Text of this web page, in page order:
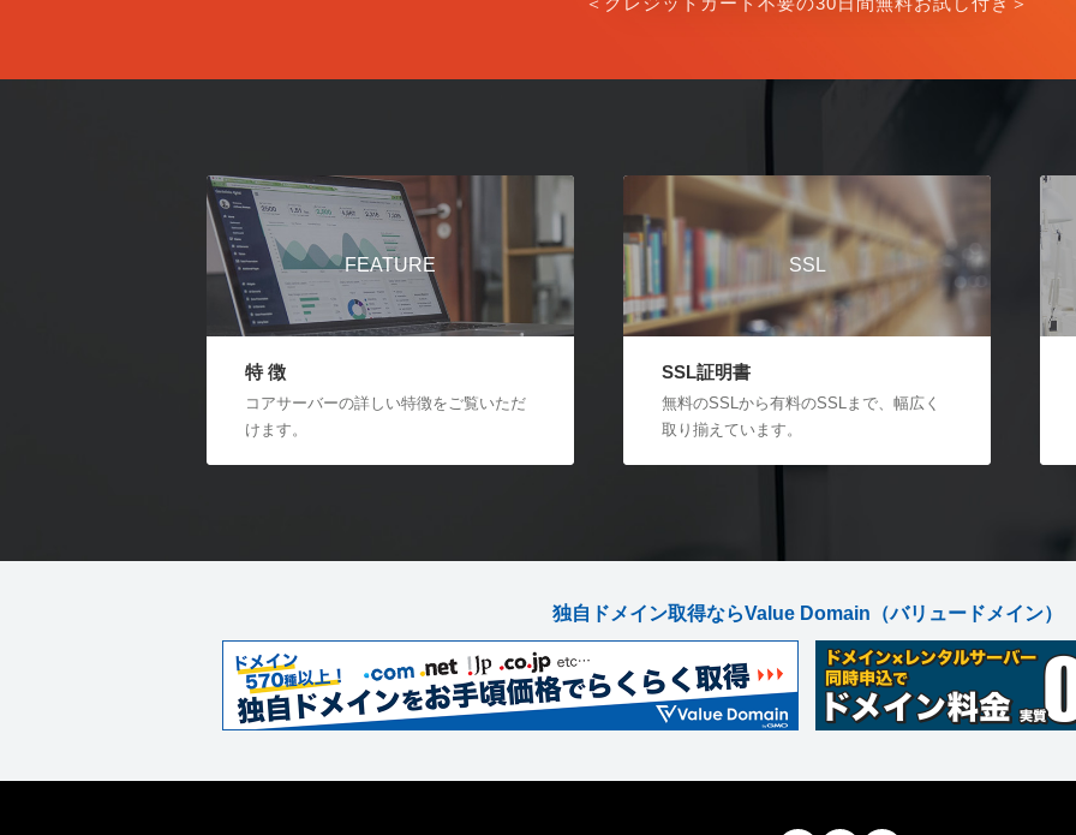
FEATURE
特 徴
コアサーバーの詳しい特徴をご覧いただ
けます。
SSL
SSL証明書
無料のSSLから有料のSSLまで、幅広く
取り揃えています。
独自ドメイン取得ならValue Domain （バリュードメイン）